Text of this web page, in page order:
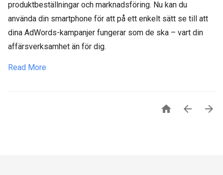
produktbeställningar och marknadsföring. Nu kan du
använda din smartphone för att på ett enkelt sätt se till att
dina AdWords-kampanjer fungerar som de ska – vart din
affärsverksamhet än för dig.
Read More
  